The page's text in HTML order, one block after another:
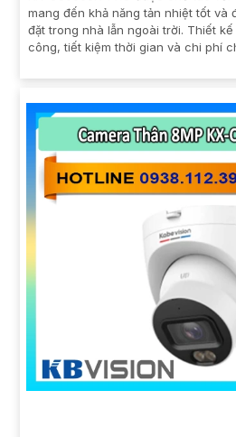
mang đến khả năng tản nhiệt tốt và
đặt trong nhà lẫn ngoài trời. Thiết
công, tiết kiệm thời gian và chi phí